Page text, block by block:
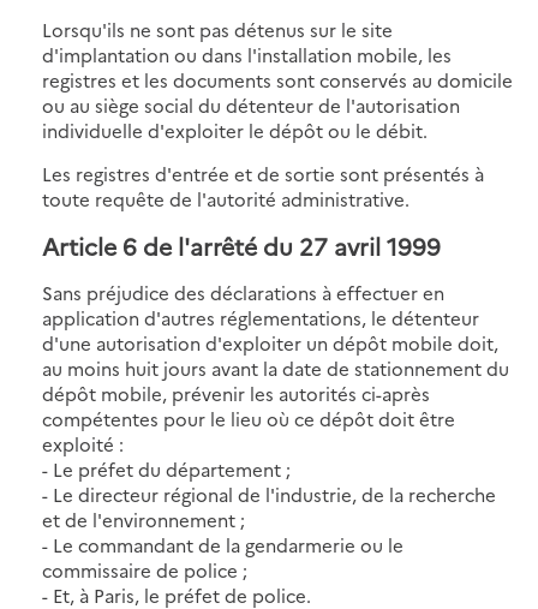
Lorsqu'ils ne sont pas détenus sur le site
d'implantation ou dans l'installation mobile, les
registres et les documents sont conservés au domicile
ou au siège social du détenteur de l'autorisation
individuelle d'exploiter le dépôt ou le débit.
Les registres d'entrée et de sortie sont présentés à
toute requête de l'autorité administrative.
Article 6 de l'arrêté du 27 avril 1999
Sans préjudice des déclarations à effectuer en
application d'autres réglementations, le détenteur
d'une autorisation d'exploiter un dépôt mobile doit,
au moins huit jours avant la date de stationnement du
dépôt mobile, prévenir les autorités ci-après
compétentes pour le lieu où ce dépôt doit être
exploité :
- Le préfet du département ;
- Le directeur régional de l'industrie, de la recherche
et de l'environnement ;
- Le commandant de la gendarmerie ou le
commissaire de police ;
- Et, à Paris, le préfet de police.